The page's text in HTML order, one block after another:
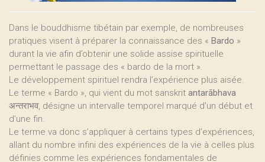
Dans le bouddhisme tibétain par exemple, de nombreuses
pratiques visent à préparer la connaissance des « Bardo »
durant la vie afin d’obtenir une solide assise spirituelle
permettant le passage des « bardo de la mort ».
Le développement spirituel rendra l’expérience plus aisée.
Le terme « Bardo », qui vient du mot sanskrit antarābhava
अन्तराभव, désigne un intervalle temporel marqué d’un début et
d’une fin.
Le terme va donc s’appliquer à certains types d’expériences,
allant du nombre infini des expériences de la vie à celles plus
définies comme les expériences fondamentales de